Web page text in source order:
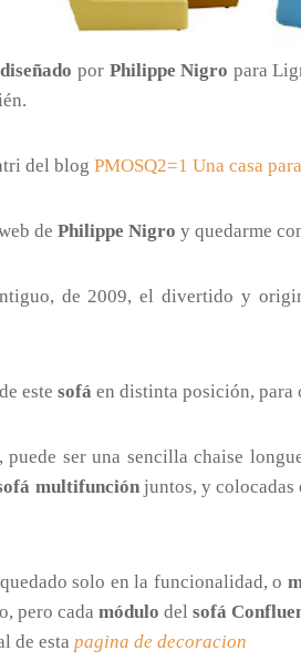
diseñado por Philippe Nigro para
del blog PMOSQ2=1 Una casa
de Philippe Nigro y quedarme
de 2009, el divertido y
de este sofá en distinta posición, para
puede ser una sencilla chaise
multifunciónjuntos, y colocadas
solo en la funcionalidad, o
pero cada módulo del sofá
de esta pagina de decoracion